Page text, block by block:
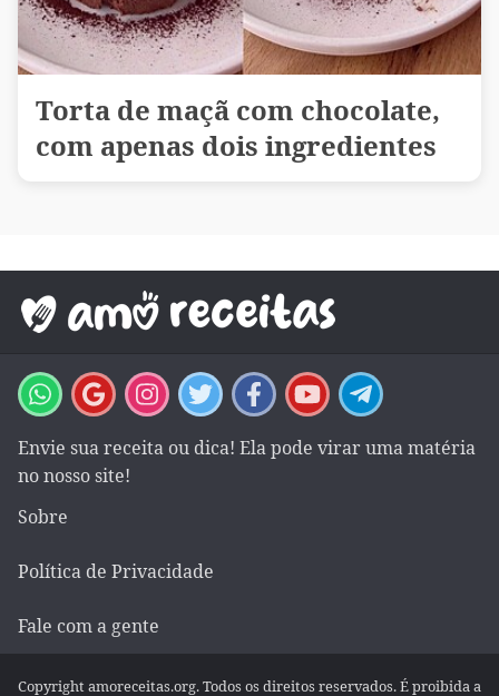
Torta de maçã com chocolate,
com apenas dois ingredientes
Envie sua receita ou dica! Ela pode virar uma matéria
no nosso site!
Sobre
Política de Privacidade
Fale com a gente
Copyright amoreceitas.org. Todos os direitos reservados. É proibida a